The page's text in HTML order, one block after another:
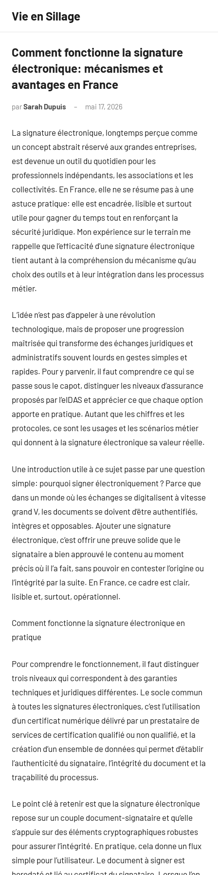
contenu
Vie en Sillage
Comment fonctionne la signature
électronique: mécanismes et
avantages en France
parSarah Dupuis mai 17, 2026
La signature électronique, longtemps perçue comme
un concept abstrait réservé aux grandes entreprises,
est devenue un outil du quotidien pour les
professionnels indépendants, les associations et les
collectivités. En France, elle ne se résume pas à une
astuce pratique: elle est encadrée, lisible et surtout
utile pour gagner du temps tout en renforçant la
sécurité juridique. Mon expérience sur le terrain me
rappelle que l’efficacité d’une signature électronique
tient autant à la compréhension du mécanisme qu’au
choix des outils et à leur intégration dans les processus
métier.
L’idée n’est pas d’appeler à une révolution
technologique, mais de proposer une progression
maîtrisée qui transforme des échanges juridiques et
administratifs souvent lourds en gestes simples et
rapides. Pour y parvenir, il faut comprendre ce qui se
passe sous le capot, distinguer les niveaux d’assurance
proposés par l’eIDAS et apprécier ce que chaque option
apporte en pratique. Autant que les chiffres et les
protocoles, ce sont les usages et les scénarios métier
qui donnent à la signature électronique sa valeur réelle.
Une introduction utile à ce sujet passe par une question
simple: pourquoi signer électroniquement ? Parce que
dans un monde où les échanges se digitalisent à vitesse
grand V, les documents se doivent d’être authentifiés,
intègres et opposables. Ajouter une signature
électronique, c’est offrir une preuve solide que le
signataire a bien approuvé le contenu au moment
précis où il l’a fait, sans pouvoir en contester l’origine ou
l’intégrité par la suite. En France, ce cadre est clair,
lisible et, surtout, opérationnel.
Comment fonctionne la signature électronique en
pratique
Pour comprendre le fonctionnement, il faut distinguer
trois niveaux qui correspondent à des garanties
techniques et juridiques différentes. Le socle commun
à toutes les signatures électroniques, c’est l’utilisation
d’un certificat numérique délivré par un prestataire de
services de certification qualifié ou non qualifié, et la
création d’un ensemble de données qui permet d’établir
l’authenticité du signataire, l’intégrité du document et la
traçabilité du processus.
Le point clé à retenir est que la signature électronique
repose sur un couple document-signataire et qu’elle
s’appuie sur des éléments cryptographiques robustes
pour assurer l’intégrité. En pratique, cela donne un flux
simple pour l’utilisateur. Le document à signer est